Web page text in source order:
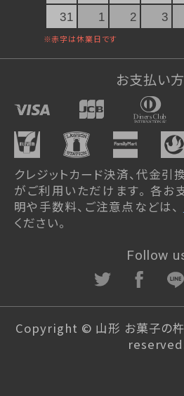
31
1 2 3
お支払い
クレジットカード決済、代金引
がご利用いただけます。 各お
明や手数料、ご注意点などは、
ください。
Follow
Copyright © 山形 お菓子の